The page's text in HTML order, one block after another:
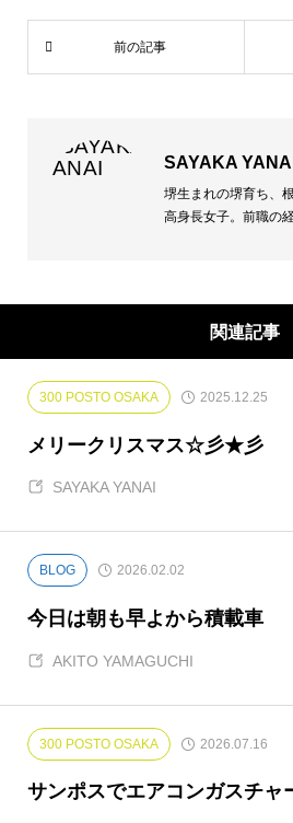
前の記事
SAYAKA YANAI
堺生まれの堺育ち、
高身長女子。前職の
して3児の母。育児
のランチ巡りが趣味
関連記事
300 POSTO OSAKA 2025.12.25
メリークリスマス☆彡★彡
SAYAKA YANAI
BLOG 2026.02.02
今日は朝も早よから積載車
AKITO YAMAGUCHI
300 POSTO OSAKA 2026.07.16
サンポスでエアコンガスチャ